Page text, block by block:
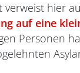
verweist hier
auf eine
Personen